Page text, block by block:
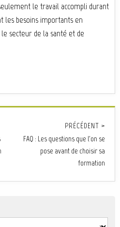
le travail accompli durant
les besoins importants en
secteur de la santé et de
PRÉCÉDENT >
FAQ : Les questions que l'on se
pose avant de choisir sa
formation